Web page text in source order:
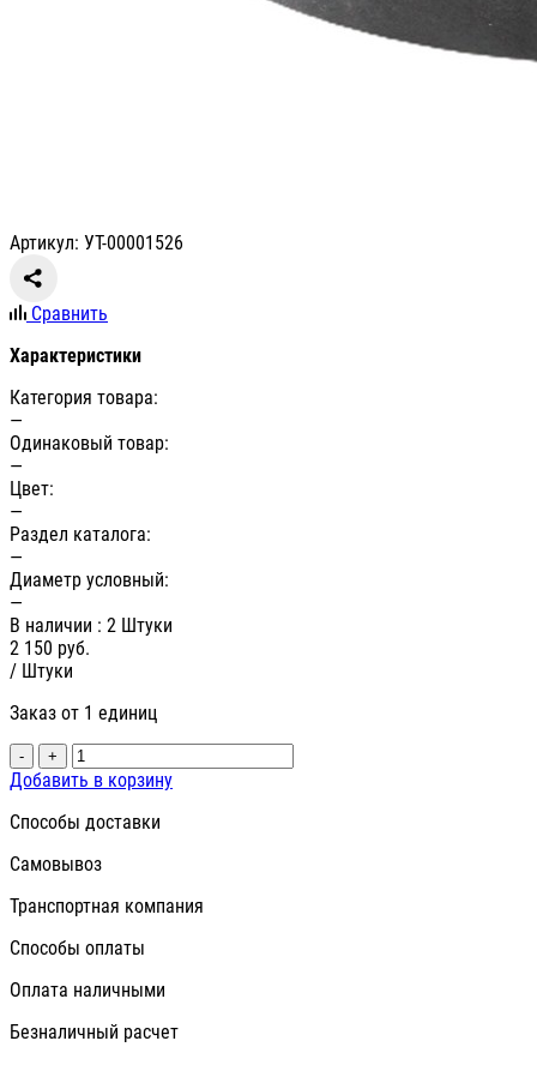
Артикул: УТ-00001526
Сравнить
Характеристики
Категория товара:
—
Одинаковый товар:
—
Цвет:
—
Раздел каталога:
—
Диаметр условный:
—
В наличии : 2 Штуки
2 150 руб.
/ Штуки
Заказ от 1 единиц
- +
Добавить в корзину
Способы доставки
Самовывоз
Транспортная компания
Способы оплаты
Оплата наличными
Безналичный расчет